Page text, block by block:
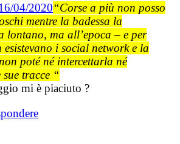
04/2020“Corse a più non posso
mentre la badessa la
lontano, ma all’epoca – e per
i social network e la
poté né intercettarla né
tracce “
mi è piaciuto ?